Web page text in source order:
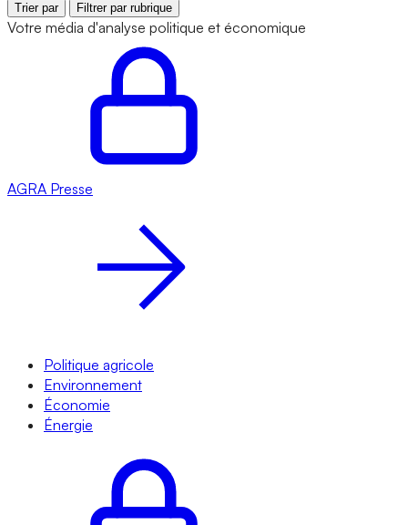
Trier par Filtrer par rubrique
Votre média d'analyse politique et économique
AGRA Presse
Politique agricole
Environnement
Économie
Énergie